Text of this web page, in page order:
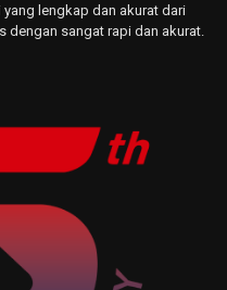
lengkap dan akurat dari
dengan sangat rapi dan akurat.